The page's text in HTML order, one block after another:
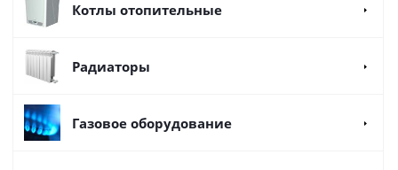
Котлы отопительные
Радиаторы
Газовое оборудование